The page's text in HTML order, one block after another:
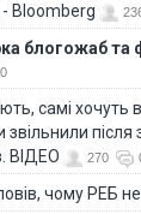
Bloomberg
блогожаб та
0
самі хочуть
після
ВІДЕО
270
чому РЕБ